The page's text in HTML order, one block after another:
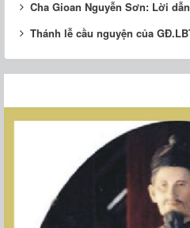
Cha Gioan Nguyễn Sơn: Lời
Thánh lễ cầu nguyện của